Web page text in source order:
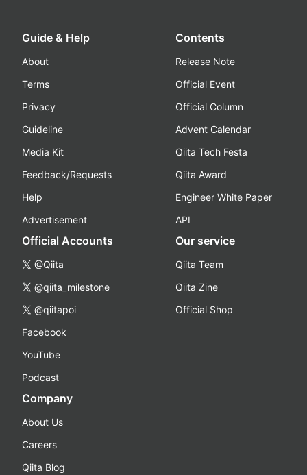
Guide & Help
About
Terms
Privacy
Guideline
Media Kit
Feedback/Requests
Help
Advertisement
Contents
Release Note
Official Event
Official Column
Advent Calendar
Qiita Tech Festa
Qiita Award
Engineer White Paper
API
Official Accounts
@Qiita
@qiita_milestone
@qiitapoi
Facebook
YouTube
Podcast
Our service
Qiita Team
Qiita Zine
Official Shop
Company
About Us
Careers
Qiita Blog